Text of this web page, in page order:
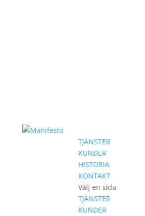
TJÄNSTER
KUNDER
HISTORIA
KONTAKT
Välj en sida
TJÄNSTER
KUNDER